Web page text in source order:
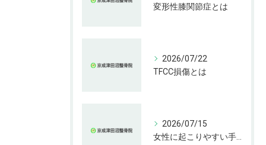
変形性膝関節症とは
2026/07/22
TFCC損傷とは
2026/07/15